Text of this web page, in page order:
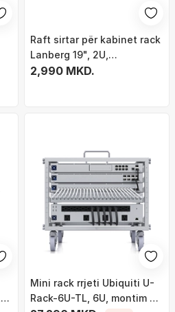
Raft sirtar për kabinet rack
Lanberg 19", 2U,
483x360mm, 90kg, gri
2,990 MKD.
Mini rack rrjeti Ubiquiti U-
Rack-6U-TL, 6U, montim pa